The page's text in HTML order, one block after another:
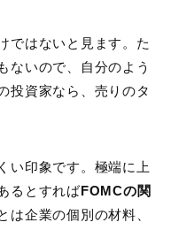
ではないと見ます。た
ないので、自分のよう
投資家なら、売りのタ
い印象です。極端に上
るとすればFOMCの関
は企業の個別の材料、